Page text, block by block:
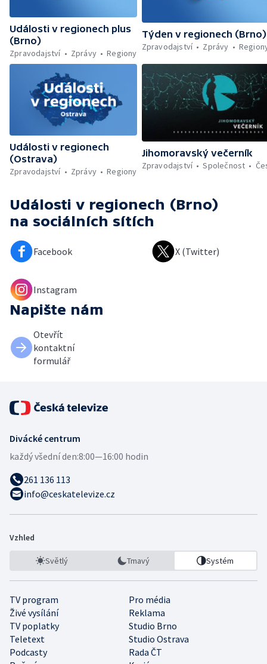
Události v regionech plus
(Brno)
Zpravodajství
Zprávy Regiony
Týden v regionech (Brno)
Zpravodajství
Zprávy
Události v regionech
(Ostrava)
Zpravodajství
Zprávy Regiony
Jihomoravský večerník
Zpravodajství
Společnost
Události v regionech (Brno)
na sociálních sítích
Facebook X (Twitter)
Instagram
Napište nám
Otevřít
kontaktní
formulář
Divácké centrum
každý všední den:8:00—16:00 hodin
261 136 113
info@ceskatelevize.cz
Vzhled
Světlý Tmavý Systém
TV program
Pro média
Živé vysílání
Reklama
TV poplatky
Studio Brno
Teletext
Studio Ostrava
Podcasty
Rada ČT